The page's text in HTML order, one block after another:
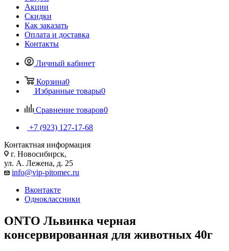
Акции
Скидки
Как заказать
Оплата и доставка
Контакты
Личный кабинет
Корзина0
Избранные товары0
Сравнение товаров0
+7 (923) 127-17-68
Контактная информация
г. Новосибирск,
ул. А. Лежена, д. 25
info@vip-pitomec.ru
Вконтакте
Одноклассники
ONTO Львинка черная
консервированная для животных 40г